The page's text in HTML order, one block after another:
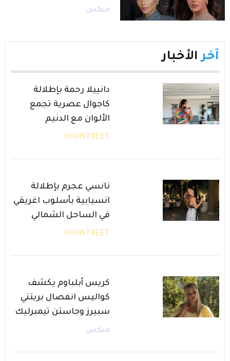
ميكس
آخر الأخبار
دانييلا رحمة بإطلالة
كاجوال عصرية تجمع
الألوان مع الدنيم
HIGHSTREET
نانسي عجرم بإطلالة
انسيابية بأسلوب اغريقي
في الساحل الشمالي
HIGHSTREET
كريس أبلباوم يكشف
كواليس انفصال بريتني
سبيرز وجاستن تيمبرليك
ميكس